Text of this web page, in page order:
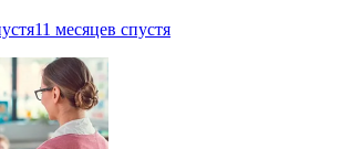
11 месяцев спустя